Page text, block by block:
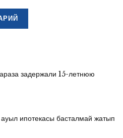
задержали 15-летнюю
ипотекасы басталмай жатып